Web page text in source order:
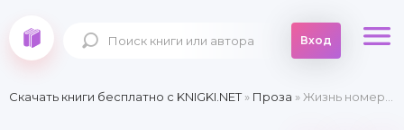
Вход
Скачать книги бесплатно c KNIGKI.NET» Проза » Жизнь номер один